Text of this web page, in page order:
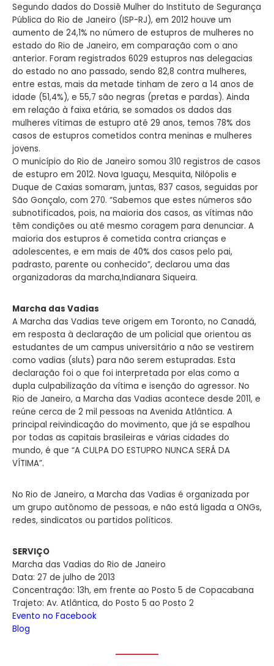
Segundo dados do Dossiê Mulher do Instituto de Segurança
Pública do Rio de Janeiro (ISP-RJ), em 2012 houve um
aumento de 24,1% no número de estupros de mulheres no
estado do Rio de Janeiro, em comparação com o ano
anterior. Foram registrados 6029 estupros nas delegacias
do estado no ano passado, sendo 82,8 contra mulheres,
entre estas, mais da metade tinham de zero a 14 anos de
idade (51,4%), e 55,7 são negras (pretas e pardas). Ainda
em relação à faixa etária, se somados os dados das
mulheres vítimas de estupro até 29 anos, temos 78% dos
casos de estupros cometidos contra meninas e mulheres
jovens.
O município do Rio de Janeiro somou 310 registros de casos
de estupro em 2012. Nova Iguaçu, Mesquita, Nilópolis e
Duque de Caxias somaram, juntas, 837 casos, seguidas por
São Gonçalo, com 270. “Sabemos que estes números são
subnotificados, pois, na maioria dos casos, as vítimas não
têm condições ou até mesmo coragem para denunciar. A
maioria dos estupros é cometida contra crianças e
adolescentes, e em mais de 40% dos casos pelo pai,
padrasto, parente ou conhecido”, declarou uma das
organizadoras da marcha,Indianara Siqueira.
Marcha das Vadias
A Marcha das Vadias teve origem em Toronto, no Canadá,
em resposta à declaração de um policial que orientou as
estudantes de um campus universitário a não se vestirem
como vadias (sluts) para não serem estupradas. Esta
declaração foi o que foi interpretada por elas como a
dupla culpabilização da vítima e isenção do agressor. No
Rio de Janeiro, a Marcha das Vadias acontece desde 2011, e
reúne cerca de 2 mil pessoas na Avenida Atlântica. A
principal reivindicação do movimento, que já se espalhou
por todas as capitais brasileiras e várias cidades do
mundo, é que “A CULPA DO ESTUPRO NUNCA SERÁ DA
VÍTIMA”.
No Rio de Janeiro, a Marcha das Vadias é organizada por
um grupo autônomo de pessoas, e não está ligada a ONGs,
redes, sindicatos ou partidos políticos.
SERVIÇO
Marcha das Vadias do Rio de Janeiro
Data: 27 de julho de 2013
Concentração: 13h, em frente ao Posto 5 de Copacabana
Trajeto: Av. Atlântica, do Posto 5 ao Posto 2
Evento no Facebook
Blog